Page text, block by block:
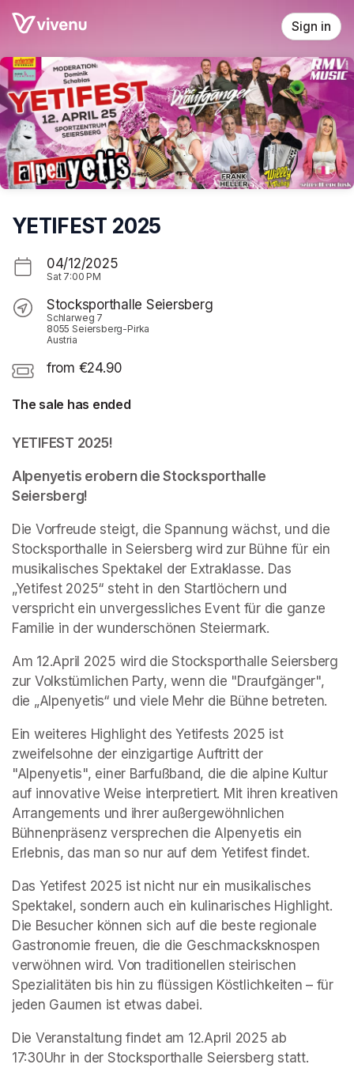
Skip header
Sign in
YETIFEST 2025
04/12/2025
Sat 7:00 PM
Stocksporthalle Seiersberg
Schlarweg 7
8055 Seiersberg-Pirka
Austria
from €24.90
The sale has ended
YETIFEST 2025!
Alpenyetis erobern die Stocksporthalle
Seiersberg!
Die Vorfreude steigt, die Spannung wächst, und die
Stocksporthalle in Seiersberg wird zur Bühne für ein
musikalisches Spektakel der Extraklasse. Das
„Yetifest 2025“ steht in den Startlöchern und
verspricht ein unvergessliches Event für die ganze
Familie in der wunderschönen Steiermark.
Am 12.April 2025 wird die Stocksporthalle Seiersberg
zur Volkstümlichen Party, wenn die "Draufgänger",
die „Alpenyetis“ und viele Mehr die Bühne betreten.
Ein weiteres Highlight des Yetifests 2025 ist
zweifelsohne der einzigartige Auftritt der
"Alpenyetis", einer Barfußband, die die alpine Kultur
auf innovative Weise interpretiert. Mit ihren kreativen
Arrangements und ihrer außergewöhnlichen
Bühnenpräsenz versprechen die Alpenyetis ein
Erlebnis, das man so nur auf dem Yetifest findet.
Das Yetifest 2025 ist nicht nur ein musikalisches
Spektakel, sondern auch ein kulinarisches Highlight.
Die Besucher können sich auf die beste regionale
Gastronomie freuen, die die Geschmacksknospen
verwöhnen wird. Von traditionellen steirischen
Spezialitäten bis hin zu flüssigen Köstlichkeiten – für
jeden Gaumen ist etwas dabei.
Die Veranstaltung findet am 12.April 2025 ab
17:30Uhr in der Stocksporthalle Seiersberg statt.